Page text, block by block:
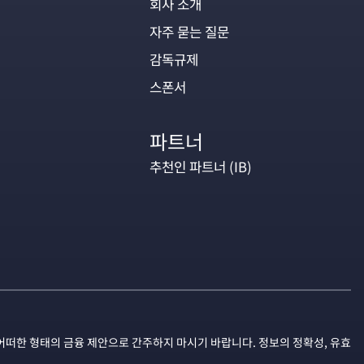
회사 소개
자주 묻는 질문
감독규제
스폰서
파트너
추천인 파트너 (IB)
한 형태의 금융 제안으로 간주하지 마시기 바랍니다. 정보의 정확성, 유효